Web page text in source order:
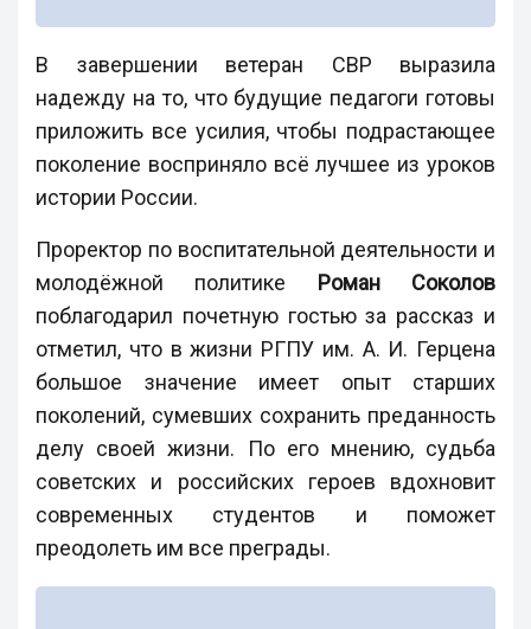
В завершении ветеран СВР выразила
надежду на то, что будущие педагоги готовы
приложить все усилия, чтобы подрастающее
поколение восприняло всё лучшее из уроков
истории России.
Проректор по воспитательной деятельности и
молодёжной политике Роман Соколов
поблагодарил почетную гостью за рассказ и
отметил, что в жизни РГПУ им. А. И. Герцена
большое значение имеет опыт старших
поколений, сумевших сохранить преданность
делу своей жизни. По его мнению, судьба
советских и российских героев вдохновит
современных студентов и поможет
преодолеть им все преграды.